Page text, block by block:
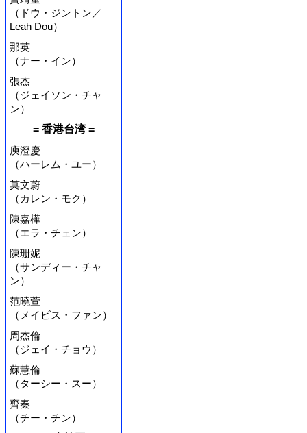
（ドウ・ジントン／
Leah Dou）
那英
（ナー・イン）
張杰
（ジェイソン・チャ
ン）
= 香港台湾 =
庾澄慶
（ハーレム・ユー）
莫文蔚
（カレン・モク）
陳嘉樺
（エラ・チェン）
陳珊妮
（サンディー・チャ
ン）
范曉萱
（メイビス・ファン）
周杰倫
（ジェイ・チョウ）
蘇慧倫
（ターシー・スー）
齊秦
（チー・チン）